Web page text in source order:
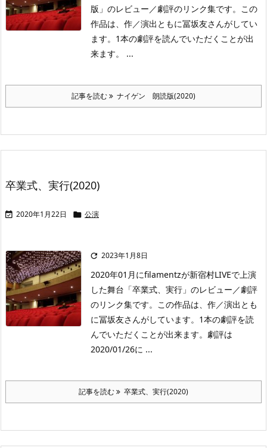
版」のレビュー／劇評のリンク集です。この
作品は、作／演出ともに冨坂友さんがしてい
ます。1本の劇評を読んでいただくことが出
来ます。 ...
記事を読む ナイゲン 朗読版(2020)
卒業式、実行(2020)
 2020年1月22日  公演
 2023年1月8日
2020年01月にfilamentzが新宿村LIVEで上演
した舞台「卒業式、実行」のレビュー／劇評
のリンク集です。この作品は、作／演出とも
に冨坂友さんがしています。1本の劇評を読
んでいただくことが出来ます。劇評は
2020/01/26に ...
記事を読む 卒業式、実行(2020)